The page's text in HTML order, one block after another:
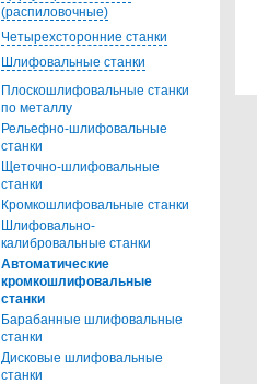
(распиловочные)
Четырехсторонние станки
Шлифовальные станки
Плоскошлифовальные станки
по металлу
Рельефно-шлифовальные
станки
Щеточно-шлифовальные
станки
Кромкошлифовальные станки
Шлифовально-
калибровальные станки
Автоматические
кромкошлифовальные
станки
Барабанные шлифовальные
станки
Дисковые шлифовальные
станки